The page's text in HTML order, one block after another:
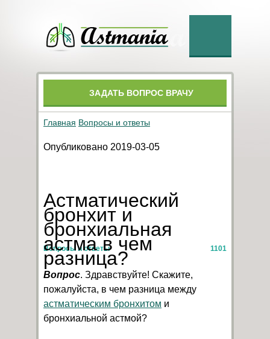
ЗАДАТЬ ВОПРОС ВРАЧУ
Главная Вопросы и ответы
Опубликовано 2019-03-05
Астматический
бронхит и
бронхиальная
астма в чем
разница?
Вопросы и ответы 1101
Вопрос. Здравствуйте! Скажите,
пожалуйста, в чем разница между
астматическим бронхитом и
бронхиальной астмой?